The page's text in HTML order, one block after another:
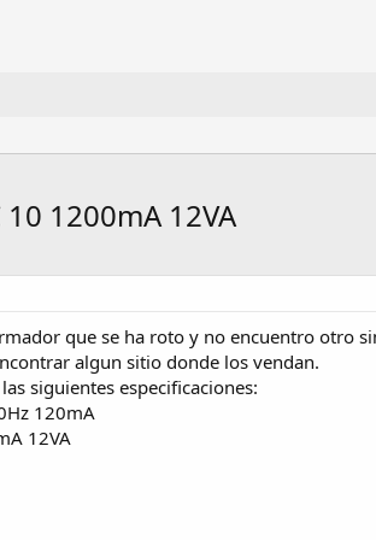
1200mA 12VA
que se ha roto y no encuentro otro
algun sitio donde los vendan.
siguientes especificaciones:
120mA
12VA